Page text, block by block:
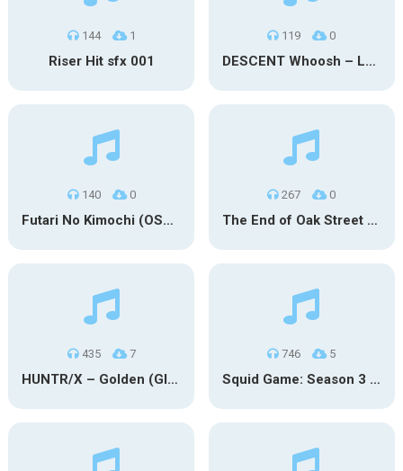
144 1
Riser Hit sfx 001
119 0
DESCENT Whoosh – Long
140 0
Futari No Kimochi (OST Inuyasha)
267 0
The End of Oak Street Trailer
435 7
HUNTR/X – Golden (Glowin’ Version)
746 5
Squid Game: Season 3 | Final Games